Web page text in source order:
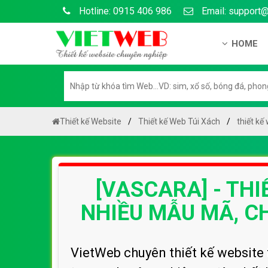
Hotline: 0915 406 986 Email:
HOME
Hướng
Chính
Chính
Liên hệ
Chính
Thiết kế Website Thiết kế Web Túi Xách thiết kế
[VASCARA] -
NHIỀU MẪU MÃ,
VietWeb chuyên thiết kế website